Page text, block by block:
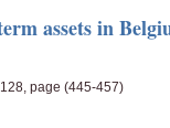
assets in
page (445-457)